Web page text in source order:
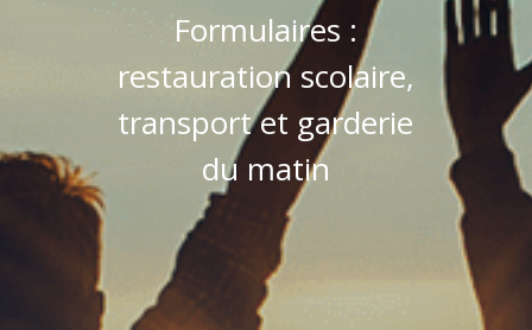
Formulaires :
restauration scolaire,
transport et garderie
du matin